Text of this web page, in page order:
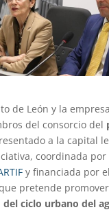
de León y la
del consorcio del
a la capital
coordinada por
y financiada por
pretende
ciclo urbano del